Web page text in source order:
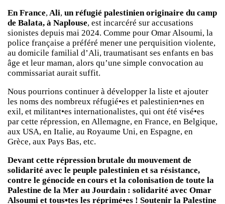
En France,Ali, un réfugié palestinien originaire du camp
de Balata, à Naplouse, est incarcéré sur accusations
sionistes depuis mai 2024. Comme pour Omar Alsoumi, la
police française a préféré mener une perquisition violente,
au domicile familial d’Ali, traumatisant ses enfants en bas
âge et leur maman, alors qu’une simple convocation au
commissariat aurait suffit.
Nous pourrions continuer à développer la liste et ajouter
les noms des nombreux réfugié•es et palestinien•nes en
exil, et militant•es internationalistes, qui ont été visé•es
par cette répression, en Allemagne, en France, en Belgique,
aux USA, en Italie, au Royaume Uni, en Espagne, en
Grèce, aux Pays Bas, etc.
Devant cette répression brutale du mouvement de
solidarité avec le peuple palestinien et sa résistance,
contre le génocide en cours et la colonisation de toute la
Palestine de la Mer au Jourdain : solidarité avec Omar
Alsoumi et tous•tes les réprimé•es ! Soutenir la Palestine